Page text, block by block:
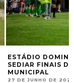
ESTÁDIO
SEDIAR FINAIS
MUNICIPAL
27 DE JUNHO DE